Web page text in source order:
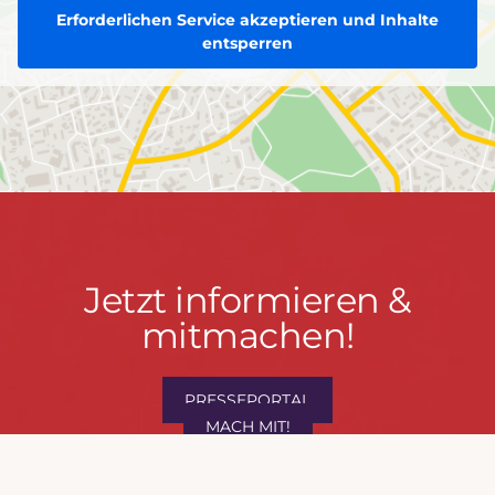
Erforderlichen Service akzeptieren und Inhalte
entsperren
Jetzt
informieren
mitmachen!
Jetzt informieren &
mitmachen!
PRESSEPORTAL
MACH MIT!